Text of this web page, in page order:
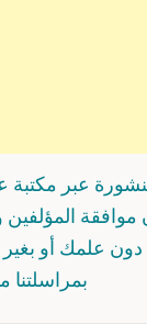
عبر مكتبة
موافقة
دون علمك أو